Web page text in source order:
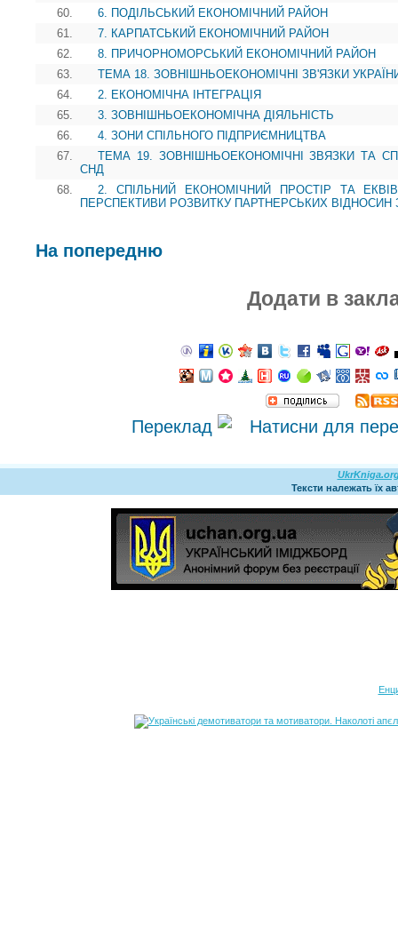
60.
6. ПОДІЛЬСЬКИЙ ЕКОНОМІЧНИЙ РАЙОН
61.
7. КАРПАТСЬКИЙ ЕКОНОМІЧНИЙ РАЙОН
62.
8. ПРИЧОРНОМОРСЬКИЙ ЕКОНОМІЧНИЙ РАЙОН
63.
ТЕМА 18. ЗОВНІШНЬОЕКОНОМІЧНІ ЗВ'ЯЗКИ
64.
2. ЕКОНОМІЧНА ІНТЕГРАЦІЯ
65.
3. ЗОВНІШНЬОЕКОНОМІЧНА ДІЯЛЬНІСТЬ
66.
4. ЗОНИ СПІЛЬНОГО ПІДПРИЄМНИЦТВА
67.
ТЕМА 19. ЗОВНІШНЬОЕКОНОМІЧНІ ЗВЯЗКИ ТА
СНД
68.
2. СПІЛЬНИЙ ЕКОНОМІЧНИЙ ПРОСТІР ТА
ПЕРСПЕКТИВИ РОЗВИТКУ ПАРТНЕРСЬКИХ ВІДНОСИН
На попередню
Додати в
Переклад
Тексти належать їх